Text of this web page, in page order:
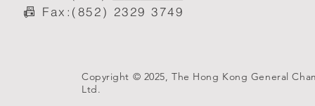
📠 Fax:(852) 2329 3749
Copyright © 2025, The Hong Kong General
Ltd.